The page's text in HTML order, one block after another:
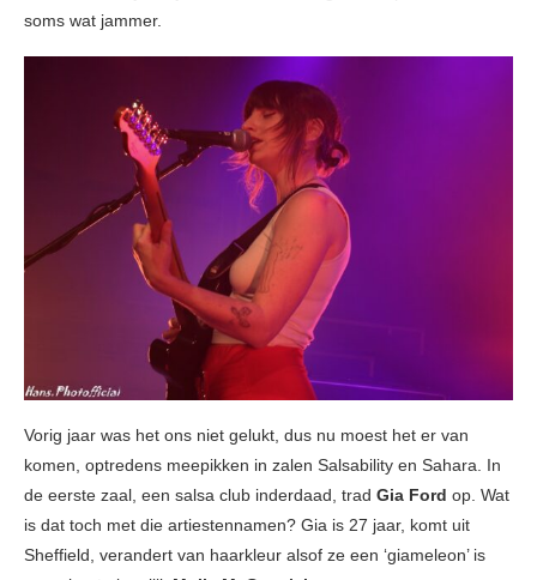
soms wat jammer.
Vorig jaar was het ons niet gelukt, dus nu moest het er van
komen, optredens meepikken in zalen Salsability en Sahara. In
de eerste zaal, een salsa club inderdaad, trad Gia Ford op. Wat
is dat toch met die artiestennamen? Gia is 27 jaar, komt uit
Sheffield, verandert van haarkleur alsof ze een ‘giameleon’ is